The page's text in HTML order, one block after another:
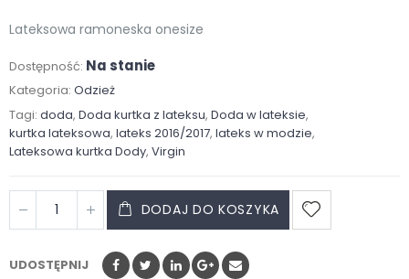
Lateksowa ramoneska onesize
Dostępność: Na stanie
Kategoria: Odzież
Tagi: doda, Doda kurtka z lateksu, Doda w lateksie,
kurtka lateksowa, lateks 2016/2017, lateks w modzie,
Lateksowa kurtka Dody, Virgin
DODAJ DO KOSZYKA
UDOSTĘPNIJ